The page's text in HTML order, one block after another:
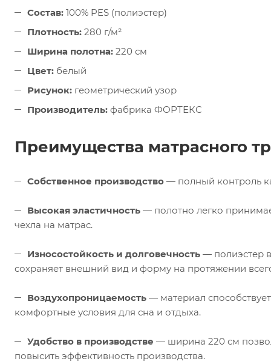
Состав: 100% PES (полиэстер)
Плотность: 280 г/м²
Ширина полотна: 220 см
Цвет: белый
Рисунок: геометрический узор
Производитель: фабрика ФОРТЕКС
Преимущества матрасного
Собственное производство — полный контроль
Высокая эластичность — полотно легко
чехла на матрас.
Износостойкость и долговечность — полиэстер
сохраняет внешний вид и форму на протяжении
Воздухопроницаемость — материал
комфортные условия для сна и отдыха.
Удобство в производстве — ширина 220 см
повысить эффективность производства.